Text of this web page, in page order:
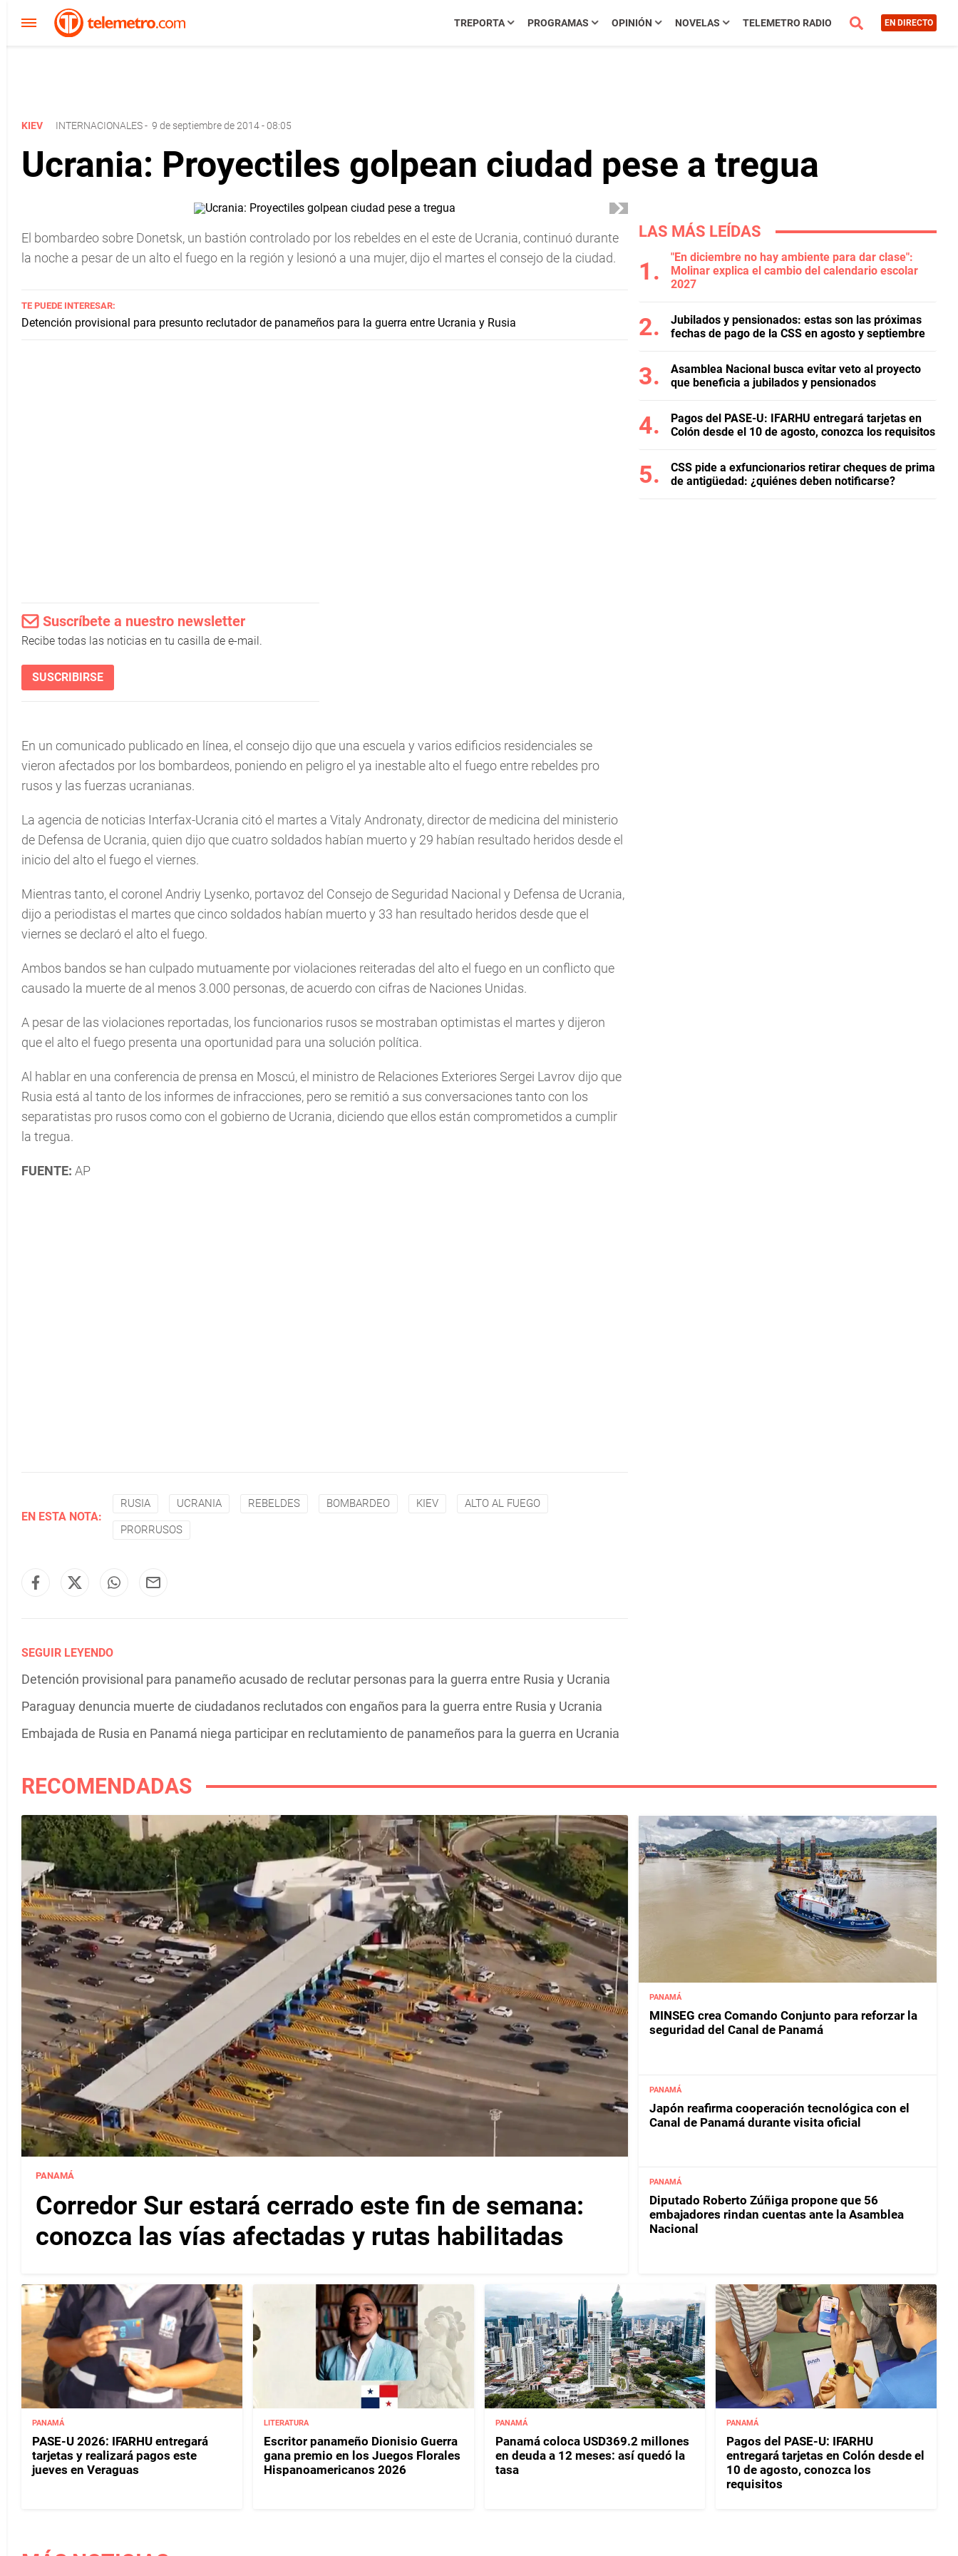
TREPORTA PROGRAMAS OPINIÓN NOVELAS TELEMETRO RADIO EN DIRECTO
KIEV INTERNACIONALES- 9 de septiembre de 2014 - 08:05
Ucrania: Proyectiles golpean ciudad pese a tregua
El bombardeo sobre Donetsk, un bastión controlado por los rebeldes en el este de Ucrania, continuó durante
la noche a pesar de un alto el fuego en la región y lesionó a una mujer, dijo el martes el consejo de la ciudad.
TE PUEDE INTERESAR:
Detención provisional para presunto reclutador de panameños para la guerra entre Ucrania y Rusia
Suscríbete a nuestro newsletter
Recibe todas las noticias en tu casilla de e-mail.
SUSCRIBIRSE
En un comunicado publicado en línea, el consejo dijo que una escuela y varios edificios residenciales se
vieron afectados por los bombardeos, poniendo en peligro el ya inestable alto el fuego entre rebeldes pro
rusos y las fuerzas ucranianas.
La agencia de noticias Interfax-Ucrania citó el martes a Vitaly Andronaty, director de medicina del ministerio
de Defensa de Ucrania, quien dijo que cuatro soldados habían muerto y 29 habían resultado heridos desde el
inicio del alto el fuego el viernes.
Mientras tanto, el coronel Andriy Lysenko, portavoz del Consejo de Seguridad Nacional y Defensa de Ucrania,
dijo a periodistas el martes que cinco soldados habían muerto y 33 han resultado heridos desde que el
viernes se declaró el alto el fuego.
Ambos bandos se han culpado mutuamente por violaciones reiteradas del alto el fuego en un conflicto que
causado la muerte de al menos 3.000 personas, de acuerdo con cifras de Naciones Unidas.
A pesar de las violaciones reportadas, los funcionarios rusos se mostraban optimistas el martes y dijeron
que el alto el fuego presenta una oportunidad para una solución política.
Al hablar en una conferencia de prensa en Moscú, el ministro de Relaciones Exteriores Sergei Lavrov dijo que
Rusia está al tanto de los informes de infracciones, pero se remitió a sus conversaciones tanto con los
separatistas pro rusos como con el gobierno de Ucrania, diciendo que ellos están comprometidos a cumplir
la tregua.
FUENTE: AP
EN ESTA NOTA:
RUSIA UCRANIA REBELDES BOMBARDEO KIEV ALTO AL FUEGO
PRORRUSOS
SEGUIR LEYENDO
Detención provisional para panameño acusado de reclutar personas para la guerra entre Rusia y Ucrania
Paraguay denuncia muerte de ciudadanos reclutados con engaños para la guerra entre Rusia y Ucrania
Embajada de Rusia en Panamá niega participar en reclutamiento de panameños para la guerra en Ucrania
LAS MÁS LEÍDAS
"En diciembre no hay ambiente para dar clase":
Molinar explica el cambio del calendario escolar
2027
Jubilados y pensionados: estas son las próximas
fechas de pago de la CSS en agosto y septiembre
Asamblea Nacional busca evitar veto al proyecto
que beneficia a jubilados y pensionados
Pagos del PASE-U: IFARHU entregará tarjetas en
Colón desde el 10 de agosto, conozca los requisitos
CSS pide a exfuncionarios retirar cheques de prima
de antigüedad: ¿quiénes deben notificarse?
RECOMENDADAS
PANAMÁ
Corredor Sur estará cerrado este fin de semana:
conozca las vías afectadas y rutas habilitadas
PANAMÁ
MINSEG crea Comando Conjunto para reforzar la
seguridad del Canal de Panamá
PANAMÁ
Japón reafirma cooperación tecnológica con el
Canal de Panamá durante visita oficial
PANAMÁ
Diputado Roberto Zúñiga propone que 56
embajadores rindan cuentas ante la Asamblea
Nacional
PANAMÁ
PASE-U 2026: IFARHU entregará
tarjetas y realizará pagos este
jueves en Veraguas
LITERATURA
Escritor panameño Dionisio Guerra
gana premio en los Juegos Florales
Hispanoamericanos 2026
PANAMÁ
Panamá coloca USD369.2 millones
en deuda a 12 meses: así quedó la
tasa
PANAMÁ
Pagos del PASE-U: IFARHU
entregará tarjetas en Colón desde el
10 de agosto, conozca los
requisitos